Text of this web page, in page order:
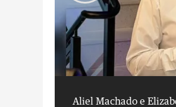
Aliel Machado e